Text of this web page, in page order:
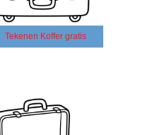
Tekenen Koffer gratis